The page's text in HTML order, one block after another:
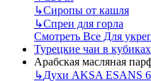
↳Сиропы от кашля
↳Спреи для горла
Смотреть Все Для
Турецкие чаи в
Арабская масляная
↳Духи AKSA ESANS